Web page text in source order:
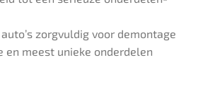
zorgvuldig voor demontage
en meest unieke onderdelen